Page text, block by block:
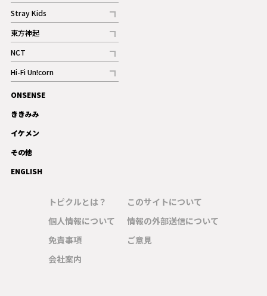
記事
Stray Kids
記事
東方神起
記事
NCT
記事
Hi-Fi Un!corn
記事
ギャラリー
ONSENSE
ききみみ
イケメン
その他
ENGLISH
トピクルとは？
個人情報について
免責事項
会社案内
このサイトについて
情報の外部送信について
ご意見